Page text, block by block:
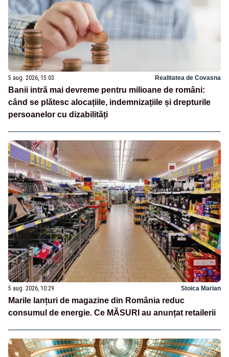
5 aug. 2026, 15:03 Realitatea de Covasna
Banii intră mai devreme pentru milioane de români:
când se plătesc alocațiile, indemnizațiile și drepturile
persoanelor cu dizabilități
5 aug. 2026, 10:29 Stoica Marian
Marile lanțuri de magazine din România reduc
consumul de energie. Ce MĂSURI au anunțat retailerii